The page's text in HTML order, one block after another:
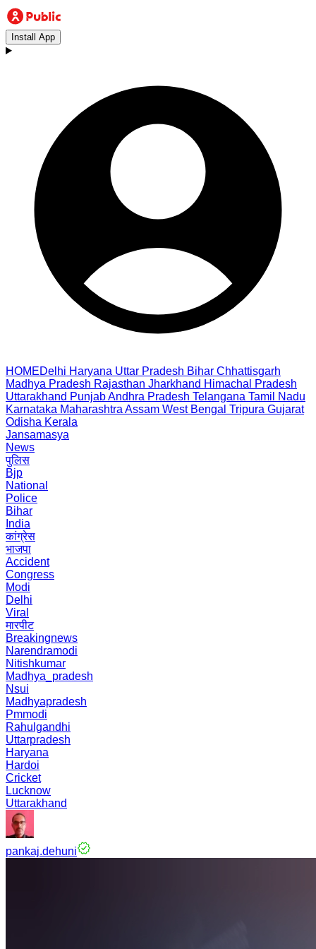
Install App
HOMEDelhi Haryana Uttar Pradesh Bihar Chhattisgarh
Madhya Pradesh Rajasthan Jharkhand Himachal Pradesh
Uttarakhand PunjabAndhra Pradesh Telangana Tamil Nadu
Karnataka Maharashtra Assam West Bengal Tripura Gujarat
Odisha Kerala
Jansamasya
News
पुलिस
Bjp
National
Police
Bihar
India
कांग्रेस
भाजपा
Accident
Congress
Modi
Delhi
Viral
मारपीट
Breakingnews
Narendramodi
Nitishkumar
Madhya_pradesh
Nsui
Madhyapradesh
Pmmodi
Rahulgandhi
Uttarpradesh
Haryana
Hardoi
Cricket
Lucknow
Uttarakhand
pankaj.dehuni